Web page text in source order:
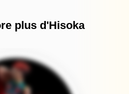
plus d'Hisoka